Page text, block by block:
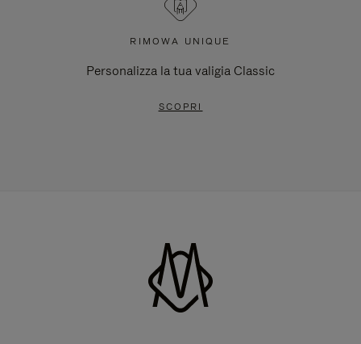
RIMOWA UNIQUE
Personalizza la tua valigia Classic
SCOPRI